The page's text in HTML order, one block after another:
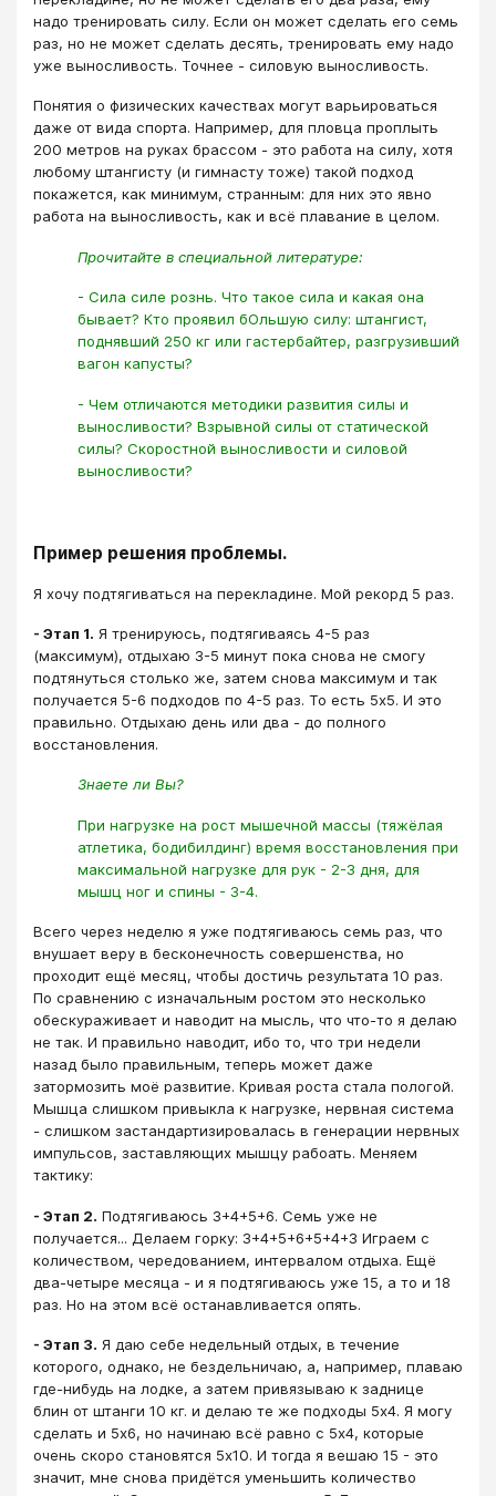
надо тренировать силу. Если он может сделать его семь
раз, но не может сделать десять, тренировать ему надо
уже выносливость. Точнее - силовую выносливость.
Понятия о физических качествах могут варьироваться
даже от вида спорта. Например, для пловца проплыть
200 метров на руках брассом - это работа на силу, хотя
любому штангисту (и гимнасту тоже) такой подход
покажется, как минимум, странным: для них это явно
работа на выносливость, как и всё плавание в целом.
Прочитайте в специальной литературе:
- Сила силе рознь. Что такое сила и какая она
бывает? Кто проявил бОльшую силу: штангист,
поднявший 250 кг или гастербайтер, разгрузивший
вагон капусты?
- Чем отличаются методики развития силы и
выносливости? Взрывной силы от статической
силы? Скоростной выносливости и силовой
выносливости?
Пример решения проблемы.
Я хочу подтягиваться на перекладине. Мой рекорд 5 раз.
- Этап 1. Я тренируюсь, подтягиваясь 4-5 раз
(максимум), отдыхаю 3-5 минут пока снова не смогу
подтянуться столько же, затем снова максимум и так
получается 5-6 подходов по 4-5 раз. То есть 5х5. И это
правильно. Отдыхаю день или два - до полного
восстановления.
Знаете ли Вы?
При нагрузке на рост мышечной массы (тяжёлая
атлетика, бодибилдинг) время восстановления при
максимальной нагрузке для рук - 2-3 дня, для
мышц ног и спины - 3-4.
Всего через неделю я уже подтягиваюсь семь раз, что
внушает веру в бесконечность совершенства, но
проходит ещё месяц, чтобы достичь результата 10 раз.
По сравнению с изначальным ростом это несколько
обескураживает и наводит на мысль, что что-то я делаю
не так. И правильно наводит, ибо то, что три недели
назад было правильным, теперь может даже
затормозить моё развитие. Кривая роста стала пологой.
Мышца слишком привыкла к нагрузке, нервная система
- слишком застандартизировалась в генерации нервных
импульсов, заставляющих мышцу рабоать. Меняем
тактику:
- Этап 2. Подтягиваюсь 3+4+5+6. Семь уже не
получается... Делаем горку: 3+4+5+6+5+4+3 Играем с
количеством, чередованием, интервалом отдыха. Ещё
два-четыре месяца - и я подтягиваюсь уже 15, а то и 18
раз. Но на этом всё останавливается опять.
- Этап 3. Я даю себе недельный отдых, в течение
которого, однако, не бездельничаю, а, например, плаваю
где-нибудь на лодке, а затем привязываю к заднице
блин от штанги 10 кг. и делаю те же подходы 5х4. Я могу
сделать и 5х6, но начинаю всё равно с 5х4, которые
очень скоро становятся 5х10. И тогда я вешаю 15 - это
значит, мне снова придётся уменьшить количество